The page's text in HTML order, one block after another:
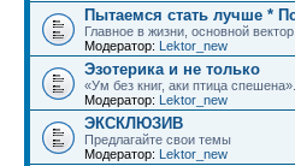
Пытаемся стать лучше *
Главное в жизни, основной
Модератор: Lektor_new
Эзотерика и не только
«Ум без книг, аки птица
Модератор: Lektor_new
ЭКСКЛЮЗИВ
Предлагайте свои темы
Модератор: Lektor_new